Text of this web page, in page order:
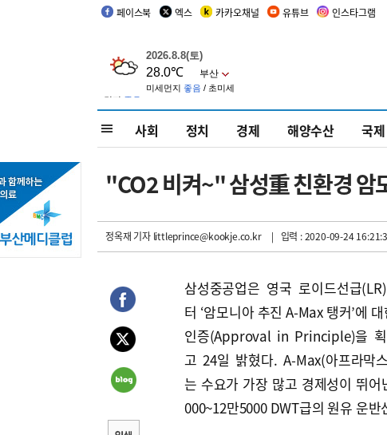
페이스북 엑스 카카오채널 유튜브 인스타그램
사회 정치 경제 해양수산 국제
"CO2 비켜~" 삼성重 친환경 암
정옥재 기자littleprince@kookje.co.kr | 입력 : 2020-09-24
삼성중공업은 영국 로이드선급
터 ‘암모니아 추진 A-Max 탱커’에
인증(Approval in Principle)을 획
고 24일 밝혔다. A-Max(아프라막
는 수요가 가장 많고 경제성이 뛰어
000~12만5000 DWT급의 원유 운반